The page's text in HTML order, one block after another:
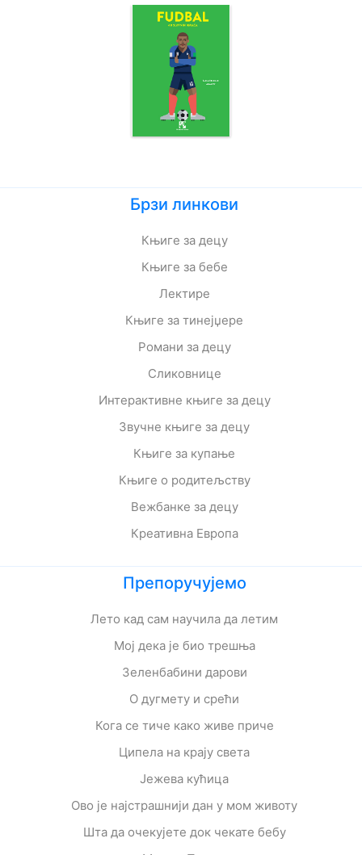
Брзи линкови
Књиге за децу
Књиге за бебе
Лектире
Књиге за тинејџере
Романи за децу
Сликовнице
Интерактивне књиге за децу
Звучне књиге за децу
Књиге за купање
Књиге о родитељству
Вежбанке за децу
Креативна Европа
Препоручујемо
Лето кад сам научила да летим
Мој дека је био трешња
Зеленбабини дарови
О дугмету и срећи
Кога се тиче како живе приче
Ципела на крају света
Јежева кућица
Ово је најстрашнији дан у мом животу
Шта да очекујете док чекате бебу